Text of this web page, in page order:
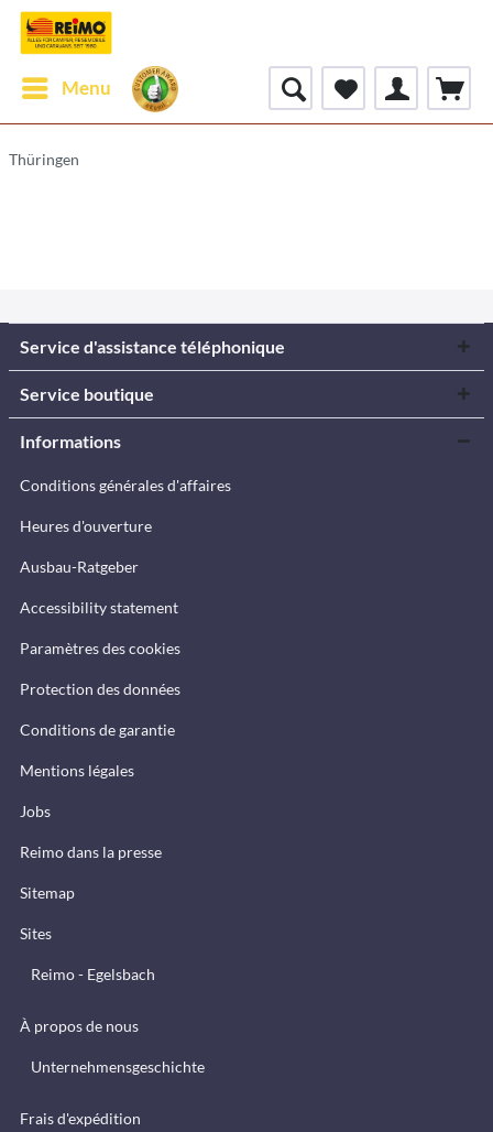
Menu
Thüringen
Service d'assistance téléphonique
Service boutique
Informations
Conditions générales d'affaires
Heures d'ouverture
Ausbau-Ratgeber
Accessibility statement
Paramètres des cookies
Protection des données
Conditions de garantie
Mentions légales
Jobs
Reimo dans la presse
Sitemap
Sites
Reimo - Egelsbach
À propos de nous
Unternehmensgeschichte
Frais d'expédition